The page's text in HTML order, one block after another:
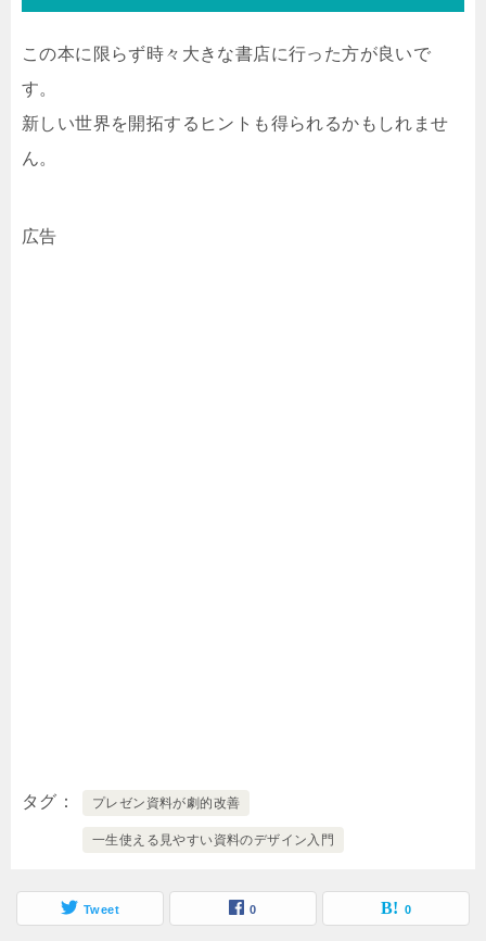
この本に限らず時々大きな書店に行った方が良いで
す。
新しい世界を開拓するヒントも得られるかもしれませ
ん。
広告
タグ プレゼン資料が劇的改善
一生使える見やすい資料のデザイン入門
Tweet 0 0